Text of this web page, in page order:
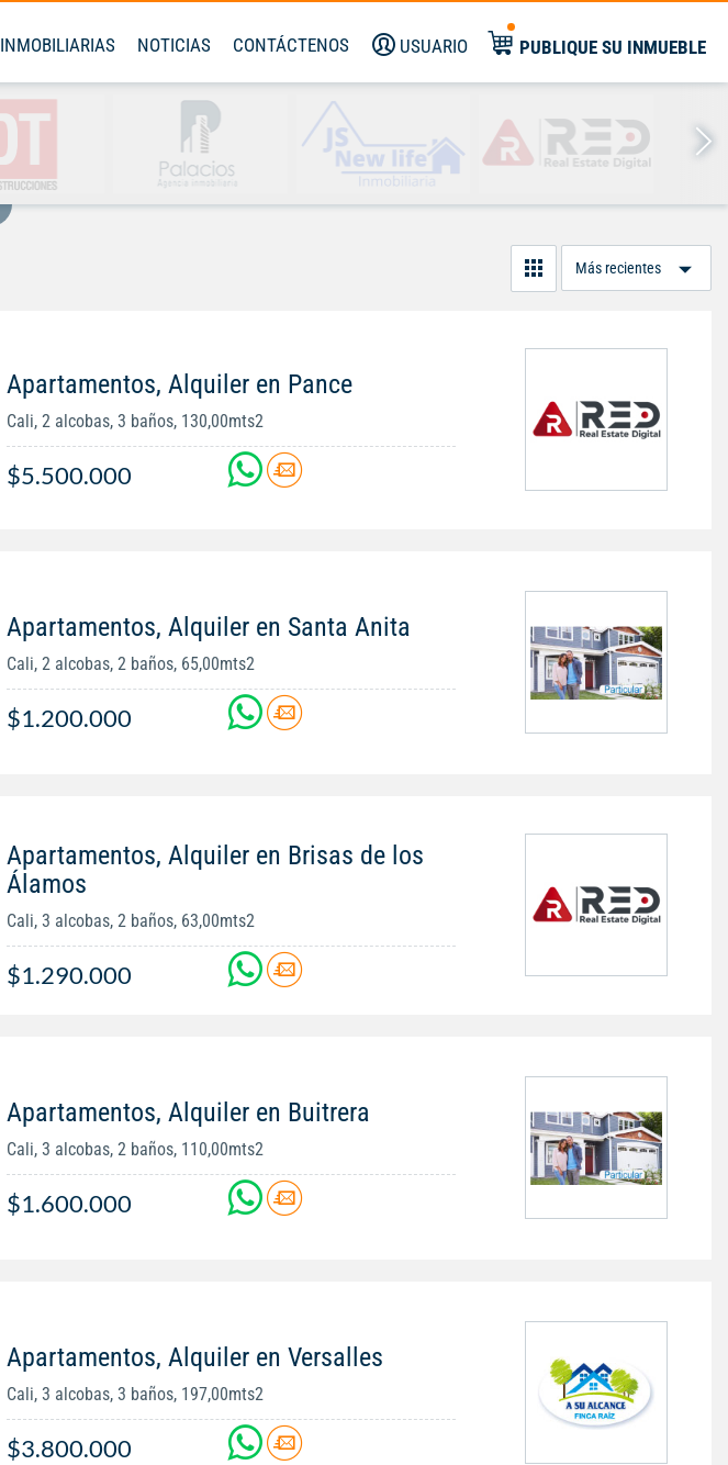
INMOBILIARIAS NOTICIAS CONTÁCTENOS USUARIO PUBLIQUE SU INMUEBLE
Apartamentos, Alquiler en Pance
Cali, 2 alcobas, 3 baños, 130,00mts2
$5.500.000
Apartamentos, Alquiler en Santa Anita
Cali, 2 alcobas, 2 baños, 65,00mts2
$1.200.000
Apartamentos, Alquiler en Brisas de los
Álamos
Cali, 3 alcobas, 2 baños, 63,00mts2
$1.290.000
Apartamentos, Alquiler en Buitrera
Cali, 3 alcobas, 2 baños, 110,00mts2
$1.600.000
Apartamentos, Alquiler en Versalles
Cali, 3 alcobas, 3 baños, 197,00mts2
$3.800.000